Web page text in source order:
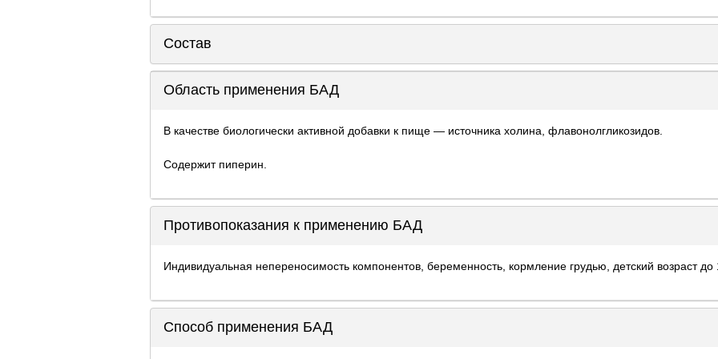
Состав
Область применения БАД
В качестве биологически активной добавки к пище — источника холина, флавонолгликозидов.
Содержит пиперин.
Противопоказания к применению БАД
Индивидуальная непереносимость компонентов, беременность, кормление грудью, детский возраст до
Способ применения БАД